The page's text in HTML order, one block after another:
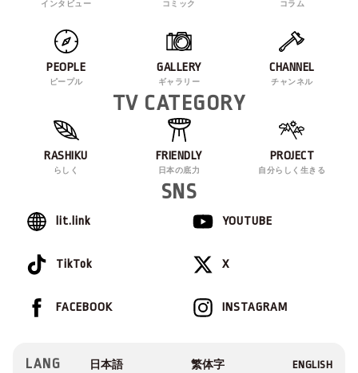
インタビュー コミック コラム
PEOPLE
ピープル
GALLERY
ギャラリー
CHANNEL
チャンネル
TV CATEGORY
RASHIKU
らしく
FRIENDLY
日本の底力
PROJECT
自分らしく生きる
SNS
lit.link YOUTUBE
TikTok X
INSTAGRAM
FACEBOOK
LANG